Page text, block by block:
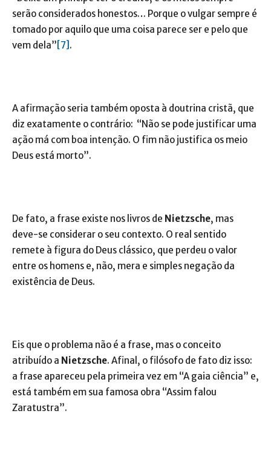
serão considerados honestos… Porque o vulgar sempre é
tomado por aquilo que uma coisa parece ser e pelo que
vem dela” [7] .
A afirmação seria também oposta à doutrina cristã, que
diz exatamente o contrário: “Não se pode justificar uma
ação má com boa intenção. O fim não justifica os meio
Deus está morto”.
De fato, a frase existe nos livros de Nietzsche, mas
deve-se considerar o seu contexto. O real sentido
remete à figura do Deus clássico, que perdeu o valor
entre os homens e, não, mera e simples negação da
existência de Deus.
Eis que o problema não é a frase, mas o conceito
atribuído a Nietzsche. Afinal, o filósofo de fato diz isso:
a frase apareceu pela primeira vez em “A gaia ciência” e,
está também em sua famosa obra “Assim falou
Zaratustra”.